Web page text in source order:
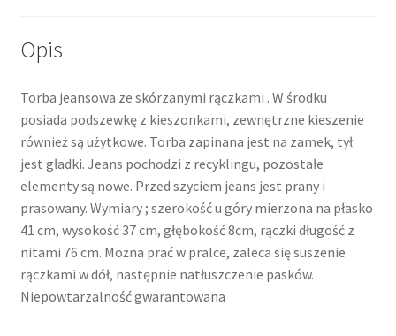
Opis
Torba jeansowa ze skórzanymi rączkami . W środku
posiada podszewkę z kieszonkami, zewnętrzne kieszenie
również są użytkowe. Torba zapinana jest na zamek, tył
jest gładki. Jeans pochodzi z recyklingu, pozostałe
elementy są nowe. Przed szyciem jeans jest prany i
prasowany. Wymiary ; szerokość u góry mierzona na płasko
41 cm, wysokość 37 cm, głębokość 8cm, rączki długość z
nitami 76 cm. Można prać w pralce, zaleca się suszenie
rączkami w dół, następnie natłuszczenie pasków.
Niepowtarzalność gwarantowana